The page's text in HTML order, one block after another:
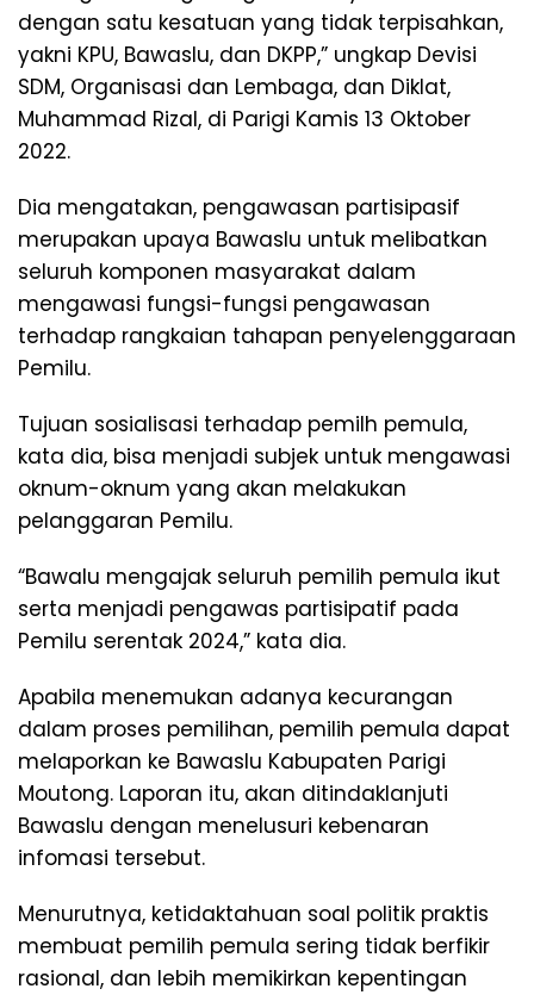
dengan satu kesatuan yang tidak terpisahkan,
yakni KPU, Bawaslu, dan DKPP,” ungkap Devisi
SDM, Organisasi dan Lembaga, dan Diklat,
Muhammad Rizal, di Parigi Kamis 13 Oktober
2022.
Dia mengatakan, pengawasan partisipasif
merupakan upaya Bawaslu untuk melibatkan
seluruh komponen masyarakat dalam
mengawasi fungsi-fungsi pengawasan
terhadap rangkaian tahapan penyelenggaraan
Pemilu.
Tujuan sosialisasi terhadap pemilh pemula,
kata dia, bisa menjadi subjek untuk mengawasi
oknum-oknum yang akan melakukan
pelanggaran Pemilu.
“Bawalu mengajak seluruh pemilih pemula ikut
serta menjadi pengawas partisipatif pada
Pemilu serentak 2024,” kata dia.
Apabila menemukan adanya kecurangan
dalam proses pemilihan, pemilih pemula dapat
melaporkan ke Bawaslu Kabupaten Parigi
Moutong. Laporan itu, akan ditindaklanjuti
Bawaslu dengan menelusuri kebenaran
infomasi tersebut.
Menurutnya, ketidaktahuan soal politik praktis
membuat pemilih pemula sering tidak berfikir
rasional, dan lebih memikirkan kepentingan